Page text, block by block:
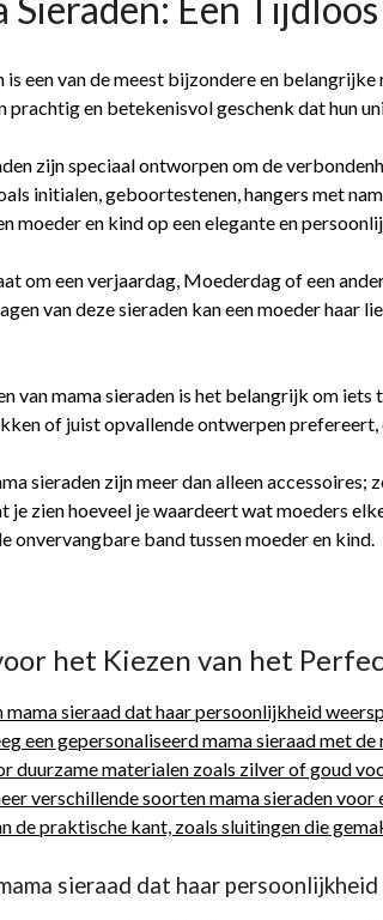
een van de meest bijzondere en
prachtig en betekenisvol geschenk dat hun
zijn speciaal ontworpen om de
initialen, geboortestenen, hangers met
moeder en kind op een elegante en
om een verjaardag, Moederdag of een
van deze sieraden kan een moeder haar
van mama sieraden is het belangrijk om
of juist opvallende ontwerpen
sieraden zijn meer dan alleen
je zien hoeveel je waardeert wat moeders
onvervangbare band tussen moeder en kind.
het Kiezen van het
mama sieraad dat haar persoonlijkheid
een gepersonaliseerd mama sieraad met de
duurzame materialen zoals zilver of goud
verschillende soorten mama sieraden voor
de praktische kant, zoals sluitingen die
sieraad dat haar